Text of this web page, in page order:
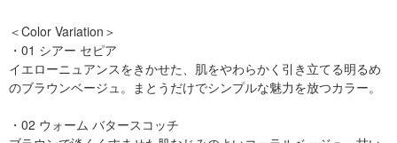
＜Color Variation＞
・01 シアー セピア
イエローニュアンスをきかせた、肌をやわらかく引き立てる明るめ
のブラウンベージュ。まとうだけでシンプルな魅力を放つカラー。
・02 ウォーム バタースコッチ